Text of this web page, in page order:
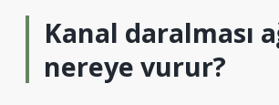
Kanal daralması
nereye vurur?